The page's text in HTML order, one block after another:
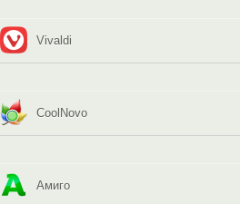
Vivaldi
CoolNovo
Амиго